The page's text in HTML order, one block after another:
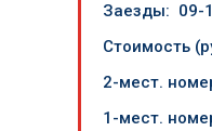
Заезды: 09-
Стоимость
2-мест.
1-мест.